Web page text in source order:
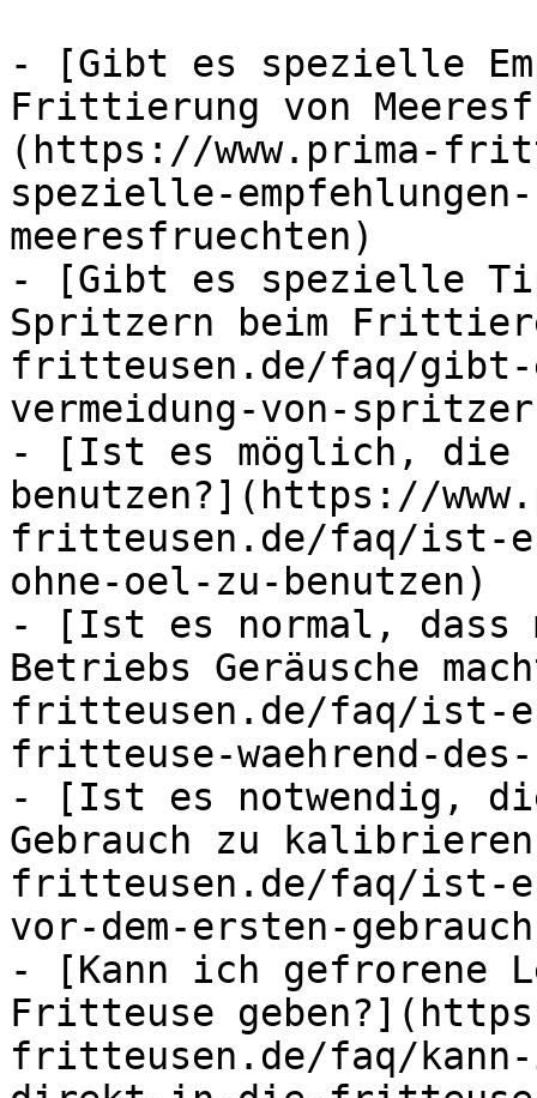
- [Gibt es spezielle
Frittierung von
(https://www.prima-
spezielle-
meeresfruechten)
- [Gibt es spezielle
Spritzern beim
fritteusen.de/faq/
vermeidung-von-
- [Ist es möglich, die
benutzen?](https://
fritteusen.de/faq/ist-
ohne-oel-zu-benutzen)
- [Ist es normal, dass
Betriebs Geräusche
fritteusen.de/faq/ist-
fritteuse-waehrend-
- [Ist es notwendig,
Gebrauch zu
fritteusen.de/faq/ist-
vor-dem-ersten-
- [Kann ich gefrorene
Fritteuse
fritteusen.de/faq/